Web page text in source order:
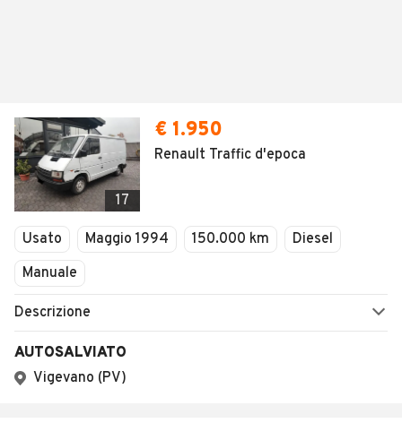
17
€ 1.950
Renault Traffic d'epoca
Usato Maggio 1994 150.000 km
Diesel
Manuale
Descrizione
AUTOSALVIATO
Vigevano (PV)